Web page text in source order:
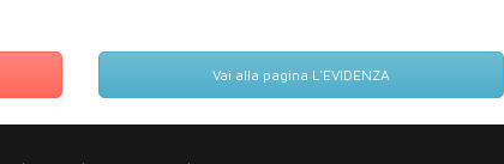
Vai alla pagina L'EVIDENZA